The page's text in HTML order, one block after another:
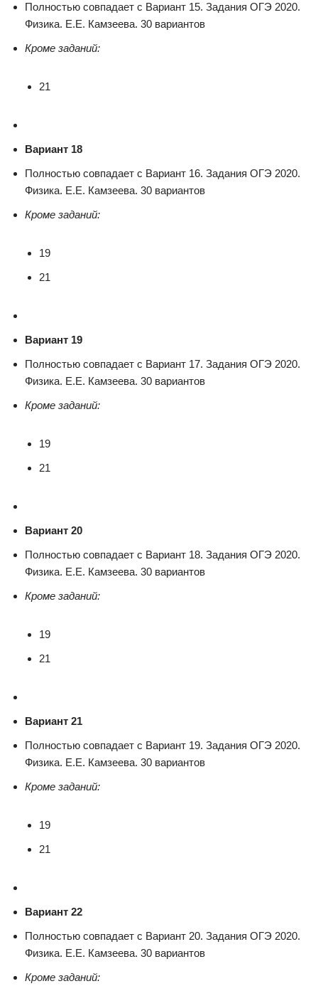
Полностью совпадает с Вариант 15. Задания ОГЭ 2020.
Физика. Е.Е. Камзеева. 30 вариантов
Кроме заданий:
21
Вариант 18
Полностью совпадает с Вариант 16. Задания ОГЭ 2020.
Физика. Е.Е. Камзеева. 30 вариантов
Кроме заданий:
19
21
Вариант 19
Полностью совпадает с Вариант 17. Задания ОГЭ 2020.
Физика. Е.Е. Камзеева. 30 вариантов
Кроме заданий:
19
21
Вариант 20
Полностью совпадает с Вариант 18. Задания ОГЭ 2020.
Физика. Е.Е. Камзеева. 30 вариантов
Кроме заданий:
19
21
Вариант 21
Полностью совпадает с Вариант 19. Задания ОГЭ 2020.
Физика. Е.Е. Камзеева. 30 вариантов
Кроме заданий:
19
21
Вариант 22
Полностью совпадает с Вариант 20. Задания ОГЭ 2020.
Физика. Е.Е. Камзеева. 30 вариантов
Кроме заданий: